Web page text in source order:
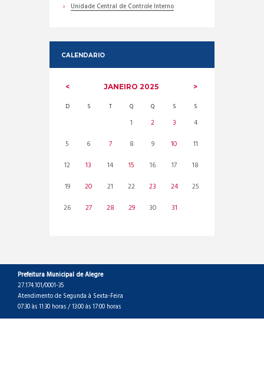
Unidade Central de Controle Interno
CALENDARIO
JANEIRO2025
D S T Q Q S S
1 2 3
4
5
6 7 8 9 10
11
12
13 14 15 16 17
18
19
20 21 22 23 24
25
26
27 28 29 30 31
Prefeitura Municipal de Alegre
27.174.101/0001-35
Atendimento de Segunda à Sexta-Feira
07:30 às 11:30 horas / 13:00 às 17:00 horas